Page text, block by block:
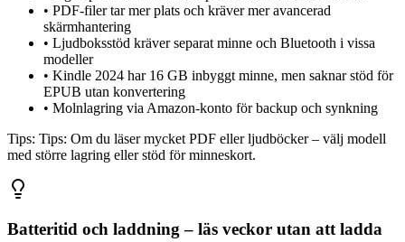
• PDF-filer tar mer plats och kräver mer avancerad
skärmhantering
• Ljudboksstöd kräver separat minne och Bluetooth i vissa
modeller
• Kindle 2024 har 16 GB inbyggt minne, men saknar stöd för
EPUB utan konvertering
• Molnlagring via Amazon-konto för backup och synkning
Tips: Tips: Om du läser mycket PDF eller ljudböcker – välj modell
med större lagring eller stöd för minneskort.
Batteritid och laddning – läs veckor utan att ladda